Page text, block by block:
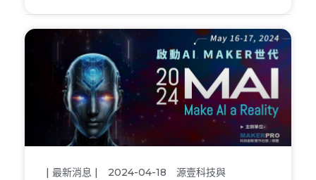
| 最新消息 | 2024-04-18 源壹科技與